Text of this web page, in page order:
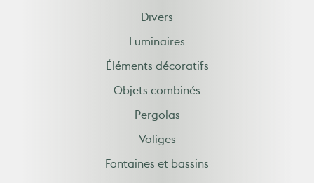
Divers
Luminaires
Éléments décoratifs
Objets combinés
Pergolas
Voliges
Fontaines et bassins